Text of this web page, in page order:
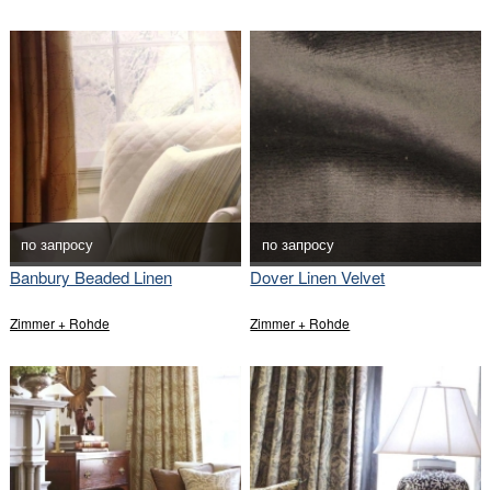
по запросу
Banbury Beaded Linen
Zimmer + Rohde
по запросу
Dover Linen Velvet
Zimmer + Rohde